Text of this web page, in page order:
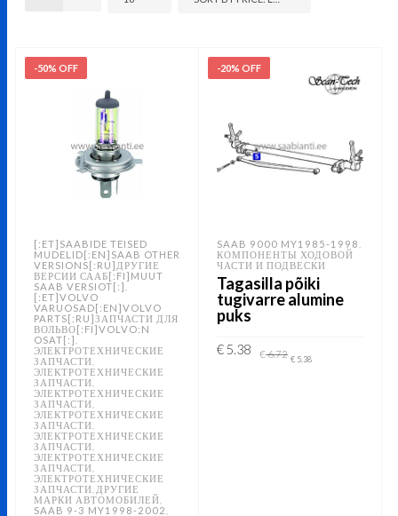
-50% OFF
[:ET]SAABIDE TEISED
MUDELID[:EN]SAAB OTHER
VERSIONS[:RU]ДРУГИЕ
ВЕРСИИ СААБ[:FI]MUUT
SAAB VERSIOT[:]
[:ET]VOLVO
VARUOSAD[:EN]VOLVO
PARTS[:RU]ЗАПЧАСТИ ДЛЯ
ВОЛЬВО[:FI]VOLVO:N
OSAT[:]
ЭЛЕКТРОТЕХНИЧЕСКИЕ
ЗАПЧАСТИ
ЭЛЕКТРОТЕХНИЧЕСКИЕ
ЗАПЧАСТИ
ЭЛЕКТРОТЕХНИЧЕСКИЕ
ЗАПЧАСТИ
ЭЛЕКТРОТЕХНИЧЕСКИЕ
ЗАПЧАСТИ
ЭЛЕКТРОТЕХНИЧЕСКИЕ
ЗАПЧАСТИ
ЭЛЕКТРОТЕХНИЧЕСКИЕ
ЗАПЧАСТИ
ЭЛЕКТРОТЕХНИЧЕСКИЕ
ЗАПЧАСТИ ДРУГИЕ
МАРКИ АВТОМОБИЛЕЙ
SAAB 9-3 MY1998-2002
-20% OFF
SAAB 9000 MY1985-1998
КОМПОНЕНТЫ ХОДОВОЙ
ЧАСТИ И ПОДВЕСКИ
Tagasilla põiki
tugivarre alumine
puks
€6.72 price
€ 5.38
price
€ 5.38